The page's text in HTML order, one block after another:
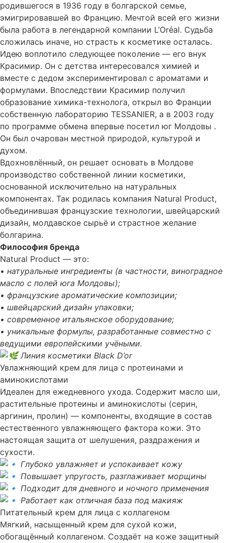
родившегося в 1936 году в болгарской семье,
эмигрировавшей во Францию. Мечтой всей его жизни
была работа в легендарной компании L’Oréal. Судьба
сложилась иначе, но страсть к косметике осталась.
Идею воплотило следующее поколение — его внук
Красимир. Он с детства интересовался химией и
вместе с дедом экспериментировал с ароматами и
формулами. Впоследствии Красимир получил
образование химика-технолога, открыл во Франции
собственную лабораторию TESSANIER, а в 2003 году
по программе обмена впервые посетил юг Молдовы .
Он был очарован местной природой, культурой и
духом.
Вдохновлённый, он решает основать в Молдове
производство собственной линии косметики,
основанной исключительно на натуральных
компонентах. Так родилась компания Natural Product,
объединившая французские технологии, швейцарский
дизайн, молдавское сырьё и страстное желание
болгарина.
Философия бренда
Natural Product — это:
• натуральные ингредиенты (в частности, виноградное
масло с полей юга Молдовы);
• французские ароматические композиции;
• швейцарский дизайн упаковки;
• современное итальянское оборудование;
• уникальные формулы, разработанные совместно с
ведущими европейскими учёными.
Линия косметики Black D’or
Увлажняющий крем для лица с протеинами и
аминокислотами
Идеален для ежедневного ухода. Содержит масло ши,
растительные протеины и аминокислоты (серин,
аргинин, пролин) — компоненты, входящие в состав
естественного увлажняющего фактора кожи. Это
настоящая защита от шелушения, раздражения и
сухости.
Глубоко увлажняет и успокаивает кожу
Повышает упругость, разглаживает морщины
Подходит для дневного и ночного применения
Работает как отличная база под макияж
Питательный крем для лица с коллагеном
Мягкий, насыщенный крем для сухой кожи,
обогащённый коллагеном. Создаёт на коже защитный